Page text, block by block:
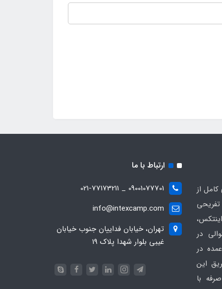
از
در
در
این
با
ارتباط با ما
09001077701 _ 021-77173211
info@intexcamp.com
تهران، خیابان فداییان جنوب خیابان
غیبی بلوار شهدا پلاک 19